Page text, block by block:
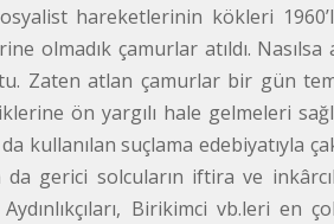
hareketlerinin kökleri
olmadık çamurlar atıldı.
Zaten atlan çamurlar bir gün
ön yargılı hale gelmeleri
kullanılan suçlama edebiyatıyla
gerici solcuların iftira ve
Birikimci vb.leri